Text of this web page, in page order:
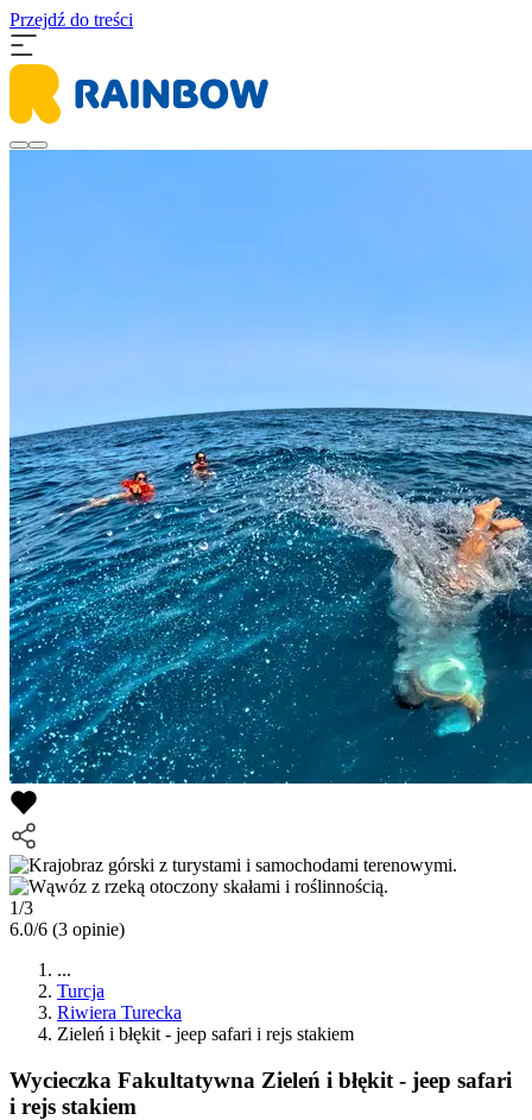
Przejdź do treści
1/3
6.0/6 (3 opinie)
...
Turcja
Riwiera Turecka
Zieleń i błękit - jeep safari i rejs stakiem
Wycieczka Fakultatywna Zieleń i błękit - jeep safari
i rejs stakiem